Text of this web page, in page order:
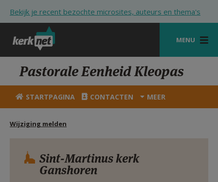
Bekijk je recent bezochte microsites, auteurs en thema's
MENU
STARTPAGINA
KERK
VIERINGEN
SHOP
HULP
Pastorale Eenheid Kleopas
STARTPAGINA CONTACTEN MEER
Wijziging melden
Sint-Martinus kerk
Ganshoren